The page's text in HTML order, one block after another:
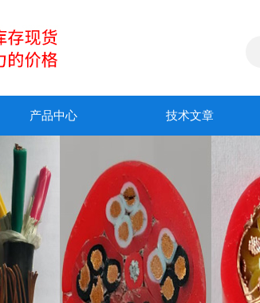
产品中心 技术文章